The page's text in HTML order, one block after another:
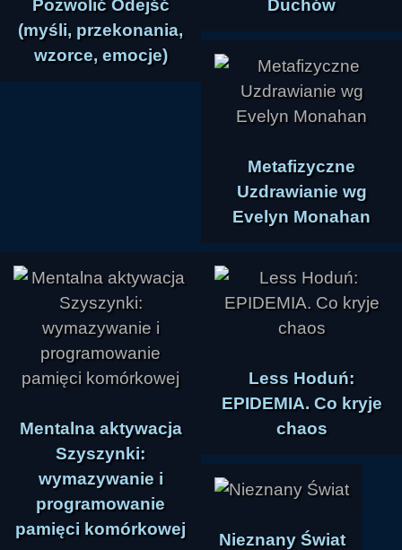
Pozwolić Odejść
(myśli, przekonania,
wzorce, emocje)
Duchów
Metafizyczne
Uzdrawianie wg
Evelyn Monahan
Mentalna aktywacja
Szyszynki:
wymazywanie i
programowanie
pamięci komórkowej
Less Hoduń:
EPIDEMIA. Co kryje
chaos
Nieznany Świat